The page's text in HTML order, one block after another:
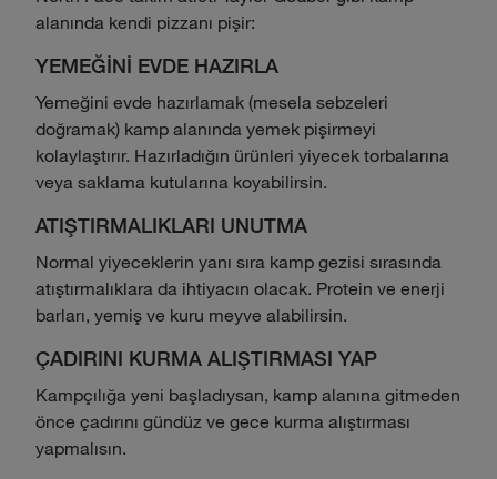
alanında kendi pizzanı pişir:
YEMEĞİNİ EVDE HAZIRLA
Yemeğini evde hazırlamak (mesela sebzeleri
doğramak) kamp alanında yemek pişirmeyi
kolaylaştırır. Hazırladığın ürünleri yiyecek torbalarına
veya saklama kutularına koyabilirsin.
ATIŞTIRMALIKLARI UNUTMA
Normal yiyeceklerin yanı sıra kamp gezisi sırasında
atıştırmalıklara da ihtiyacın olacak. Protein ve enerji
barları, yemiş ve kuru meyve alabilirsin.
ÇADIRINI KURMA ALIŞTIRMASI YAP
Kampçılığa yeni başladıysan, kamp alanına gitmeden
önce çadırını gündüz ve gece kurma alıştırması
yapmalısın.